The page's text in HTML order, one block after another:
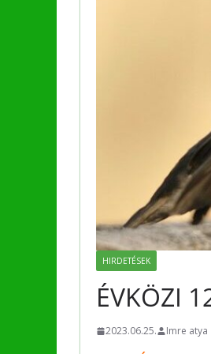
HIRDETÉSEK
ÉVKÖZI
2023.06.25. Imre atya